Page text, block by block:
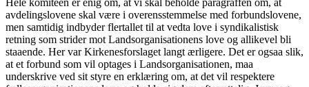
Hele komiteen er enig om, at vi skal beholde paragraffen om, at
avdelingslovene skal være i overensstemmelse med forbundslovene,
men samtidig indbyder flertallet til at vedta love i syndikalistisk
retning som strider mot Landsorganisationens love og allikevel bli
staaende. Her var Kirkenesforslaget langt ærligere. Det er ogsaa slik,
at et forbund som vil optages i Landsorganisationen, maa
underskrive ved sit styre en erklæring om, at det vil respektere